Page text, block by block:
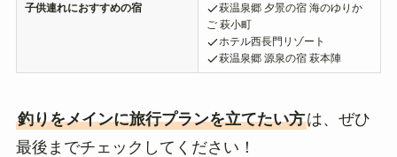
子供連れにおすすめの宿
萩温泉郷 夕景の宿 海のゆりか
ご 萩小町
ホテル西長門リゾート
萩温泉郷 源泉の宿 萩本陣
釣りをメインに旅行プランを立てたい方は、ぜひ
最後までチェックしてください！